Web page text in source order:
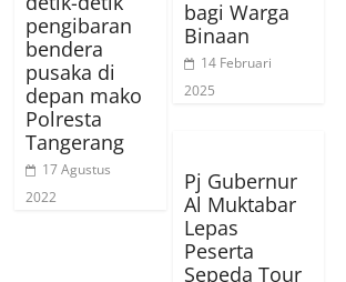
pengibaran
bendera
pusaka di
depan mako
Polresta
Tangerang
17 Agustus
2022
bagi Warga
Binaan
14 Februari
2025
Pj Gubernur
Al Muktabar
Lepas
Peserta
Sepeda Tour